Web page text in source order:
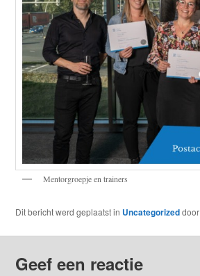
Mentorgroepje en trainers
Dit bericht werd geplaatst in Uncategorizeddoor
Geef een reactie